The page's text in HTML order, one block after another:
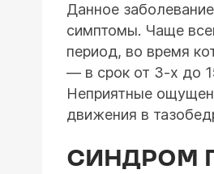
Данное
симптомы. Чаще
период, во время
— в срок от 3-х до
Неприятные
движения в
СИНДРОМ